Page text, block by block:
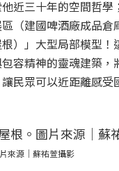
近三十年的空間哲學
（建國啤酒廠成品倉
）」大型局部模型！
容精神的靈魂建築，
民眾可以近距離感受
來源｜蘇祐萱攝影